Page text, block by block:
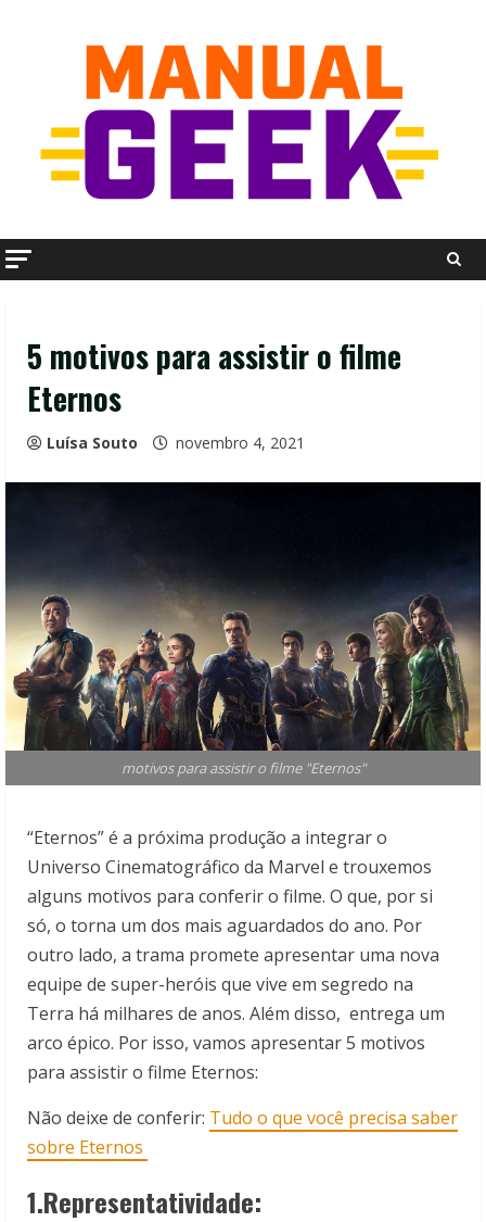
5 motivos para assistir o filme
Eternos
Luísa Souto novembro 4, 2021
motivos para assistir o filme "Eternos"
“Eternos” é a próxima produção a integrar o
Universo Cinematográfico da Marvel e trouxemos
alguns motivos para conferir o filme. O que, por si
só, o torna um dos mais aguardados do ano. Por
outro lado, a trama promete apresentar uma nova
equipe de super-heróis que vive em segredo na
Terra há milhares de anos. Além disso, entrega um
arco épico. Por isso, vamos apresentar 5 motivos
para assistir o filme Eternos:
Não deixe de conferir: Tudo o que você precisa saber
sobre Eternos
1.Representatividade: